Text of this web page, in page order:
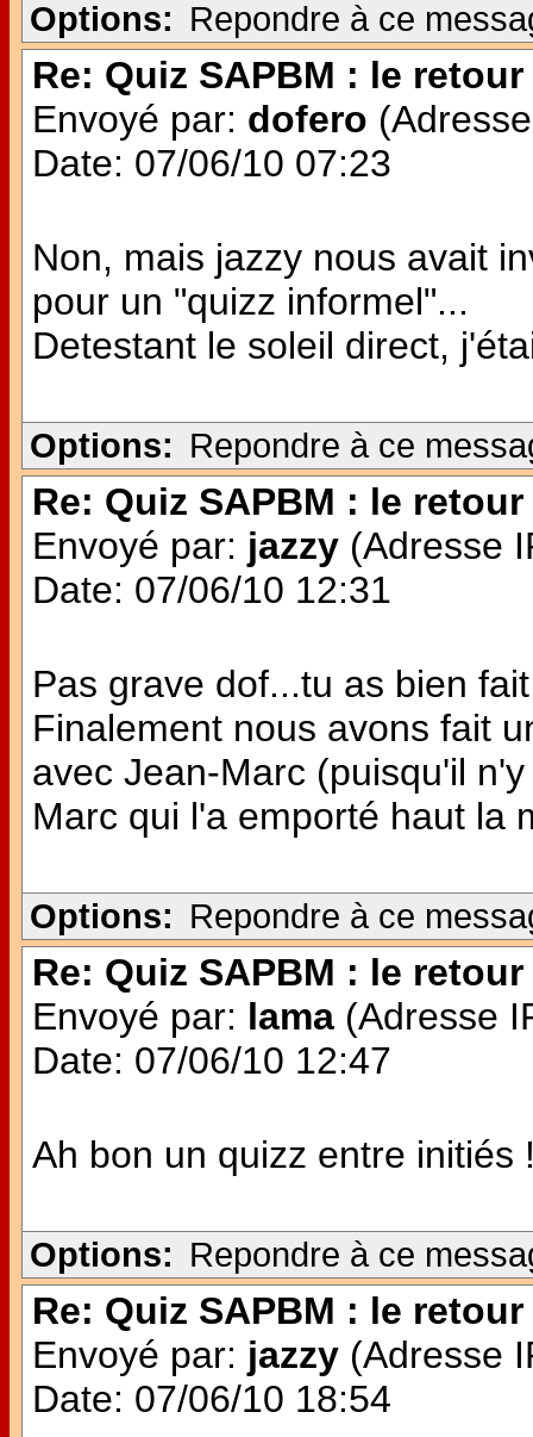
Options: Repondre à ce
Re: Quiz SAPBM : le retour
Envoyé par: dofero
Date: 07/06/10 07:23
Non, mais jazzy nous avait
pour un "quizz informel"...
Detestant le soleil direct,
Options: Repondre à ce
Re: Quiz SAPBM : le retour
Envoyé par: jazzy (Adresse
Date: 07/06/10 12:31
Pas grave dof...tu as bien
Finalement nous avons fait
avec Jean-Marc (puisqu'il
Marc qui l'a emporté haut la
Options: Repondre à ce
Re: Quiz SAPBM : le retour
Envoyé par: lama (Adresse
Date: 07/06/10 12:47
Ah bon un quizz entre initiés
Options: Repondre à ce
Re: Quiz SAPBM : le retour
Envoyé par: jazzy (Adresse
Date: 07/06/10 18:54